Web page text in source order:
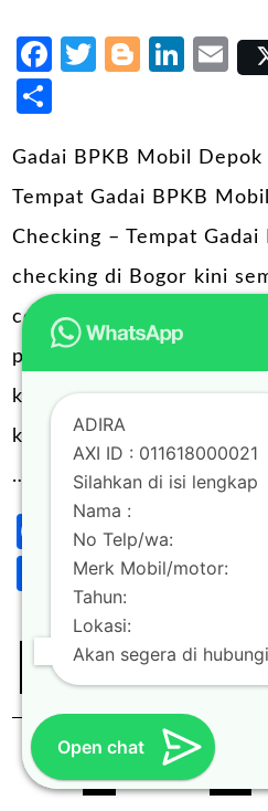
Facebook
Twitter
Gadai BPKB Mobil Depok
Tempat Gadai BPKB
Checking – Tempat Gadai
checking di Bogor kini
cepat. Salah satu kendala
pinjaman adalah proses
kali memperlambat
kini tersedia layanan
…
Facebook
Twitter
Blogger
Share
Continue Reading
Paginasi
3
ADIRA
AXI ID : 011618000021
Silahkan di isi lengkap
Nama :
No Telp/wa:
Merk Mobil/motor:
Tahun:
Lokasi:
Akan segera di
Open chat